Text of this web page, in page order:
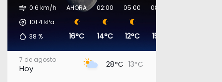
0.6 km/h
101.4kPa
38 %
AHORA
16°C
02:00
14°C
05:00
12°C
08:00
15°C
7 de agosto
Hoy 28°C 13°C